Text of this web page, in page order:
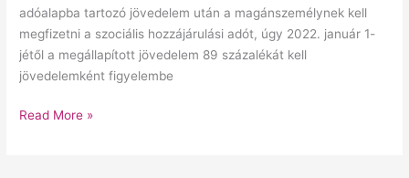
adóalapba tartozó jövedelem után a magánszemélynek kell
megfizetni a szociális hozzájárulási adót, úgy 2022. január 1-
jétől a megállapított jövedelem 89 százalékát kell
jövedelemként figyelembe
Read More »